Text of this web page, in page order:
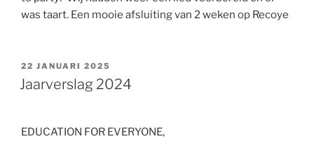
was taart. Een mooie afsluiting van 2 weken op Recoye
GEPLAATST
OP
22 JANUARI 2025
Jaarverslag 2024
EDUCATION FOR EVERYONE,